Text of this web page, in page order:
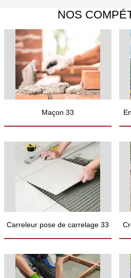
NOS
Maçon 33
Carreleur pose de carrelage 33